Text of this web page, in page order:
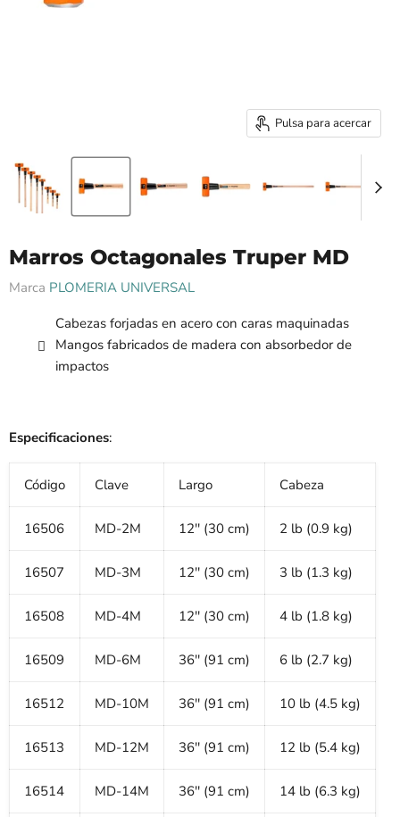
Pulsa para acercar
Marros Octagonales Truper MD
Marca PLOMERIA UNIVERSAL
Cabezas forjadas en acero con caras maquinadas
Mangos fabricados de madera con absorbedor de
impactos
Especificaciones:
Código Clave Largo Cabeza
16506 MD-2M 12'' (30 cm) 2 lb (0.9 kg)
16507 MD-3M 12'' (30 cm) 3 lb (1.3 kg)
16508 MD-4M 12'' (30 cm) 4 lb (1.8 kg)
16509 MD-6M 36'' (91 cm) 6 lb (2.7 kg)
16512 MD-10M 36'' (91 cm) 10 lb (4.5 kg)
16513 MD-12M 36'' (91 cm) 12 lb (5.4 kg)
16514 MD-14M 36'' (91 cm) 14 lb (6.3 kg)